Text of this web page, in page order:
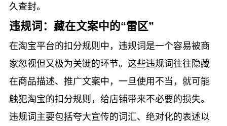
久查封。
违规词：藏在文案中的“雷区”
在淘宝平台的扣分规则中，违规词是一个容易被商
家忽视但又极为关键的环节。这些违规词往往隐藏
在商品描述、推广文案中，一旦使用不当，就可能
触犯淘宝的扣分规则，给店铺带来不必要的损失。
违规词主要包括夸大宣传的词汇、绝对化的表述以